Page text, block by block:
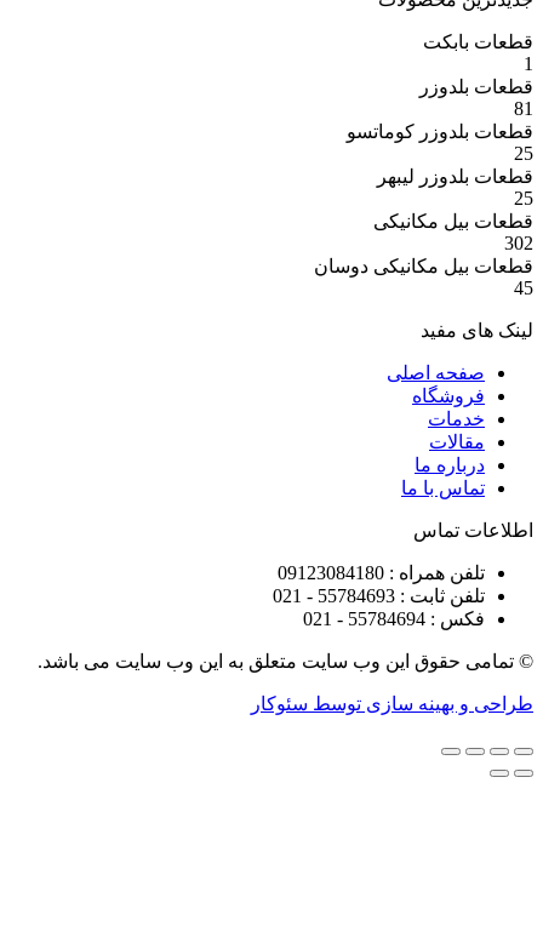
کوماتسو
لیبهر
مکانیکی
مکانیکی دوسان
اصلی
ما
با ما
: 09123084180
: 55784693 - 021
این وب سایت متعلق به این وب سایت می باشد.
سازی توسط سئوکار